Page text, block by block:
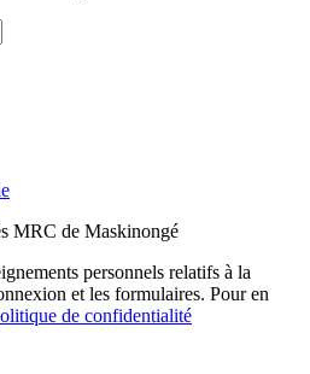
MRC de Maskinongé
personnels relatifs à la
et les formulaires. Pour en
de confidentialité